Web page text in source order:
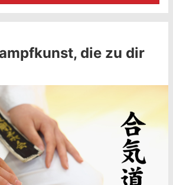
die zu dir